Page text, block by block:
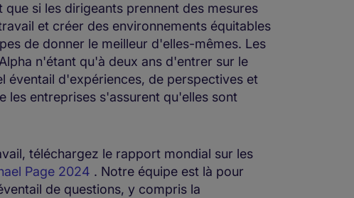
si les dirigeants prennent des mesures
et créer des environnements équitables
de donner le meilleur d'elles-mêmes. Les
n'étant qu'à deux ans d'entrer sur le
éventail d'expériences, de perspectives et
les entreprises s'assurent qu'elles sont
téléchargez le rapport mondial sur les
Page 2024 . Notre équipe est là pour
de questions, y compris la